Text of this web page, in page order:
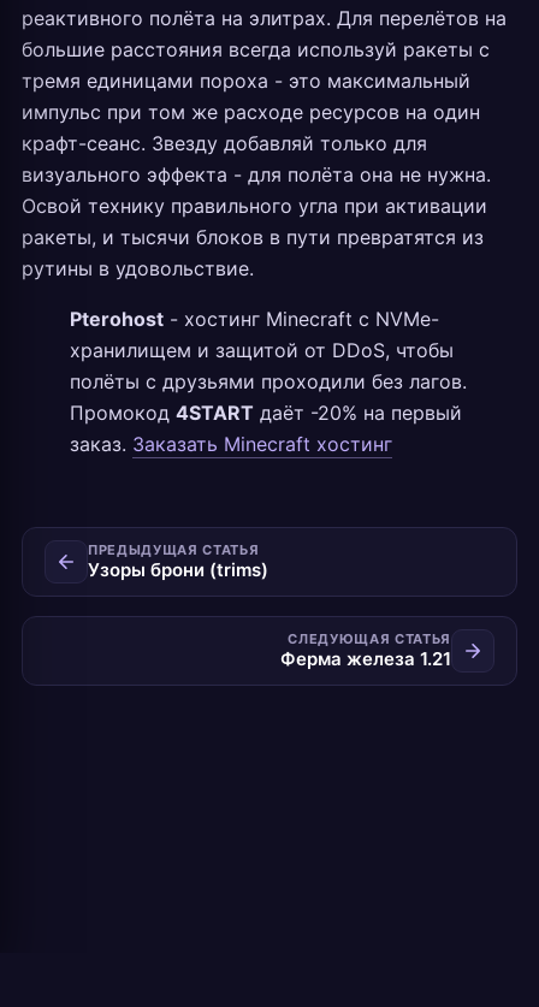
реактивного полёта на элитрах. Для перелётов на
большие расстояния всегда используй ракеты с
тремя единицами пороха - это максимальный
импульс при том же расходе ресурсов на один
крафт-сеанс. Звезду добавляй только для
визуального эффекта - для полёта она не нужна.
Освой технику правильного угла при активации
ракеты, и тысячи блоков в пути превратятся из
рутины в удовольствие.
Pterohost - хостинг Minecraft с NVMe-
хранилищем и защитой от DDoS, чтобы
полёты с друзьями проходили без лагов.
Промокод 4START даёт -20% на первый
заказ. Заказать Minecraft хостинг
ПРЕДЫДУЩАЯ СТАТЬЯ
Узоры брони (trims)
СЛЕДУЮЩАЯ СТАТЬЯ
Ферма железа 1.21